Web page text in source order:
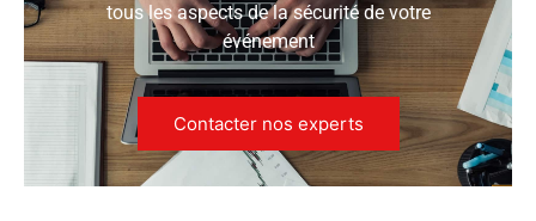
tous les aspects de la sécurité de votre
événement
Contacter nos experts